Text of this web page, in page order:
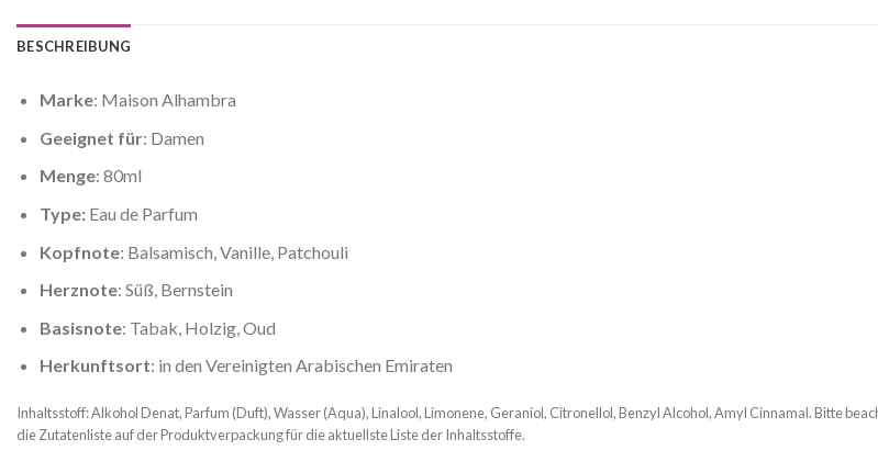
BESCHREIBUNG
Marke: Maison Alhambra
Geeignet für: Damen
Menge: 80ml
Type:Eau de Parfum
Kopfnote: Balsamisch, Vanille, Patchouli
Herznote: Süß, Bernstein
Basisnote: Tabak, Holzig, Oud
Herkunftsort: in den Vereinigten Arabischen Emiraten
Inhaltsstoff: Alkohol Denat, Parfum (Duft), Wasser (Aqua), Linalool, Limonene, Geraniol, Citronellol, Benzyl Alcohol, Amyl Cinnamal. Bitte
die Zutatenliste auf der Produktverpackung für die aktuellste Liste der Inhaltsstoffe.